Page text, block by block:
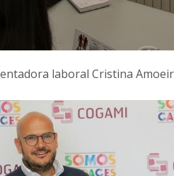
laboral Cristina